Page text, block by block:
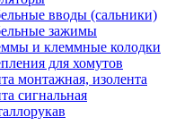
вводы (сальники)
зажимы
и клеммные колодки
для хомутов
монтажная, изолента
сигнальная